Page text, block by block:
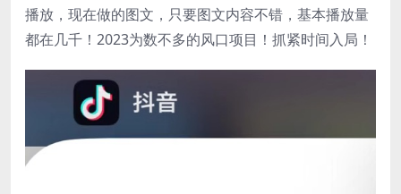
播放，现在做的图文，只要图文内容不错，基本播放量
都在几千！2023为数不多的风口项目！抓紧时间入局！